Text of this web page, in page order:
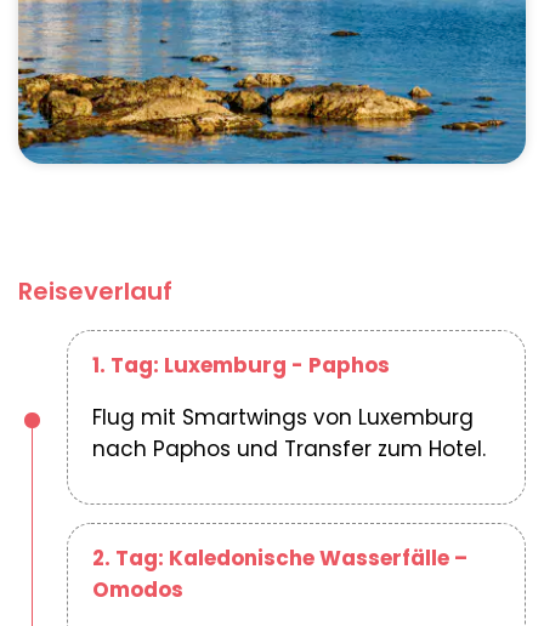
Reiseverlauf
1. Tag: Luxemburg - Paphos
Flug mit Smartwings von Luxemburg
nach Paphos und Transfer zum Hotel.
2. Tag: Kaledonische Wasserfälle –
Omodos